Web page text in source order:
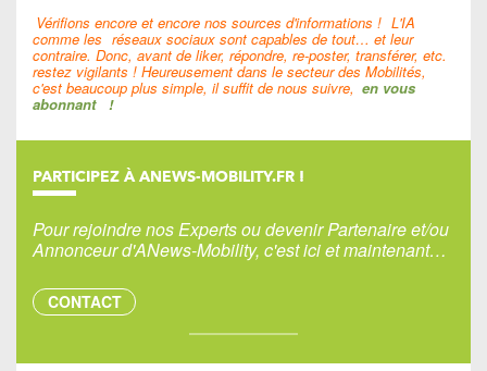
Vérifions encore et encore nos sources d'informations ! L'IA
comme les réseaux sociaux sont capables de tout… et leur
contraire. Donc, avant de liker, répondre, re-poster, transférer, etc.
restez vigilants ! Heureusement dans le secteur des Mobilités,
c'est beaucoup plus simple, il suffit de nous suivre, en vous
abonnant !
PARTICIPEZ À ANEWS-MOBILITY.FR !
Pour rejoindre nos Experts ou devenir Partenaire et/ou
Annonceur d'ANews-Mobility, c'est ici et maintenant…
CONTACT